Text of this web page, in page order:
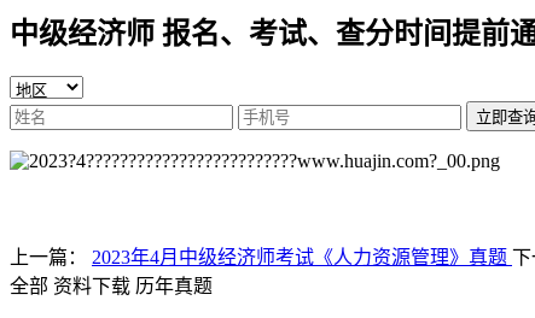
中级经济师 报名、考试、查分时间提前
立即查
上一篇： 2023年4月中级经济师考试《人力资源管理》真题 下
全部 资料下载 历年真题